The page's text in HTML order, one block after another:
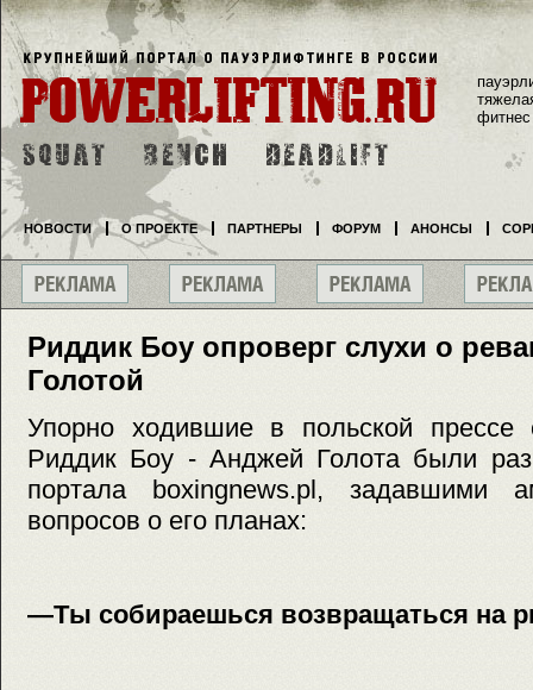
Риддик Боу опроверг слухи о
Голотой
Упорно ходившие в польской прессе
Риддик Боу - Анджей Голота были
портала boxingnews.pl, задавшими
вопросов о его планах:
—Ты собираешься возвращаться на
фитнес
НОВОСТИ О ПРОЕКТЕ ПАРТНЕРЫ ФОРУМ АНОНСЫ